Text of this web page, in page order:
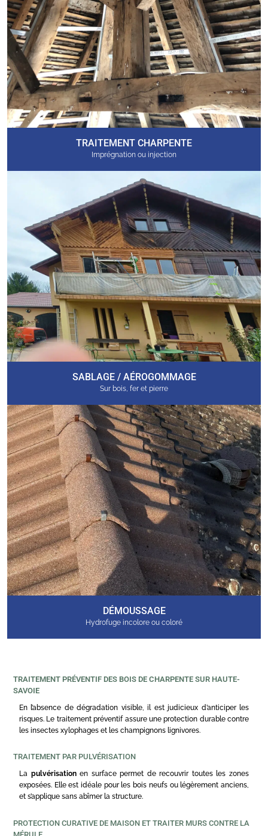
TRAITEMENT CHARPENTE
Imprégnation ou injection
SABLAGE / AÉROGOMMAGE
Sur bois, fer et pierre
DÉMOUSSAGE
Hydrofuge incolore ou coloré
TRAITEMENT PRÉVENTIF DES BOIS DE CHARPENTE SUR HAUTE-
SAVOIE
En l’absence de dégradation visible, il est judicieux d’anticiper les
risques. Le traitement préventif assure une protection durable contre
les insectes xylophages et les champignons lignivores.
TRAITEMENT PAR PULVÉRISATION
La pulvérisationen surface permet de recouvrir toutes les zones
exposées. Elle est idéale pour les bois neufs ou légèrement anciens,
et s’applique sans abîmer la structure.
PROTECTION CURATIVE DE MAISON ET TRAITER MURS CONTRE LA